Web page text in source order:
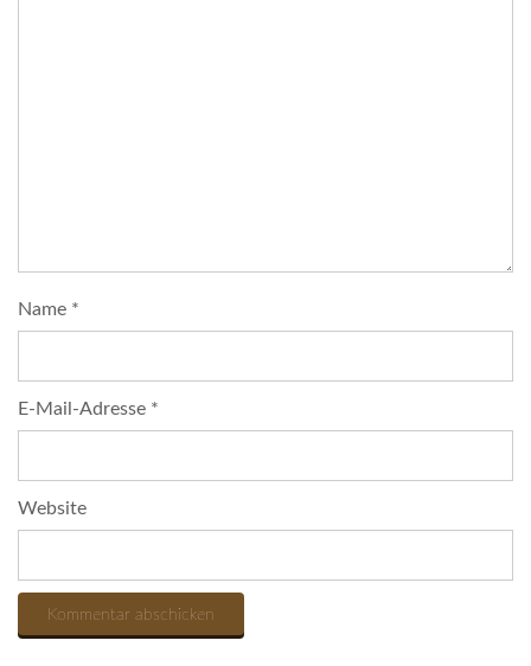
Name *
E-Mail-Adresse *
Website